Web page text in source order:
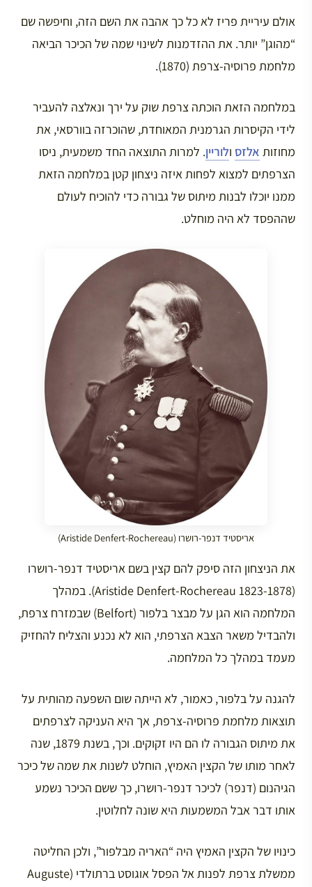
אולם עיריית פריז לא כל כך אהבה את השם הזה, וחיפשה שם
“מהוגן” יותר. את ההזדמנות לשינוי שמה של הכיכר הביאה
מלחמת פרוסיה-צרפת (1870).
במלחמה הזאת הוכתה צרפת שוק על ירך ונאלצה להעביר
לידי הקיסרות הגרמנית המאוחדת, שהוכרזה בוורסאי, את
מחוזות אלזס ולוריין. למרות התוצאה החד משמעית, ניסו
הצרפתים למצוא לפחות איזה ניצחון קטן במלחמה הזאת
ממנו יוכלו לבנות מיתוס של גבורה כדי להוכיח לעולם
שההפסד לא היה מוחלט.
אריסטיד דנפר-רושרו (Aristide Denfert-Rochereau)
את הניצחון הזה סיפק להם קצין בשם אריסטיד דנפר-רושרו
(1823-1878 Aristide Denfert-Rochereau). במהלך
המלחמה הוא הגן על מבצר בלפור (Belfort) שבמזרח צרפת,
ולהבדיל משאר הצבא הצרפתי, הוא לא נכנע והצליח להחזיק
מעמד במהלך כל המלחמה.
להגנה על בלפור, כאמור, לא הייתה שום השפעה מהותית על
תוצאות מלחמת פרוסיה-צרפת, אך היא העניקה לצרפתים
את מיתוס הגבורה לו הם היו זקוקים. וכך, בשנת 1879, שנה
לאחר מותו של הקצין האמיץ, הוחלט לשנות את שמה של כיכר
הגיהנום (דנפר) לכיכר דנפר-רושרו, כך ששם הכיכר נשמע
אותו דבר אבל המשמעות היא שונה לחלוטין.
כינויו של הקצין האמיץ היה “האריה מבלפור”, ולכן החליטה
ממשלת צרפת לפנות אל הפסל אוגוסט ברתולדי (Auguste